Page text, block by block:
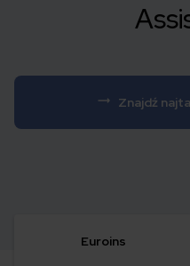
Znajdź
Euroins